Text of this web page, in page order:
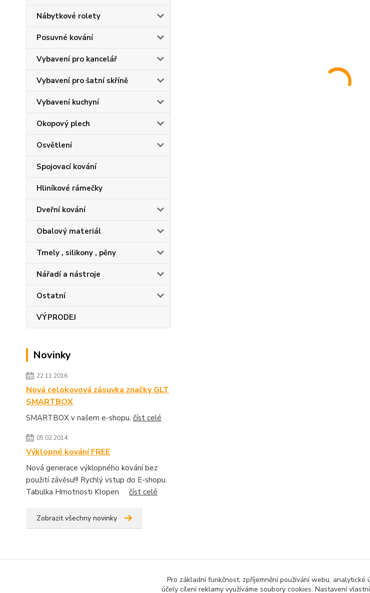
Nábytkové rolety
Posuvné kování
Vybavení pro kancelář
Vybavení pro šatní skříně
Vybavení kuchyní
Okopový plech
Osvětlení
Spojovací kování
Hliníkové rámečky
Dveřní kování
Obalový materiál
Tmely , silikony , pěny
Nářadí a nástroje
Ostatní
VÝPRODEJ
Novinky
22.11.2016
Nová celokovová zásuvka značky GLT
SMARTBOX
SMARTBOX v našem e-shopu. číst celé
05.02.2014
Výklopné kování FREE
Nová generace výklopného kování bez
použití závěsu!!! Rychlý vstup do E-shopu.
Tabulka Hmotnosti Klopen číst celé
Zobrazit všechny novinky
Pro základní funkčnost, zpříjemnění používání webu,
účely cílení reklamy využíváme soubory cookies. Nastavení